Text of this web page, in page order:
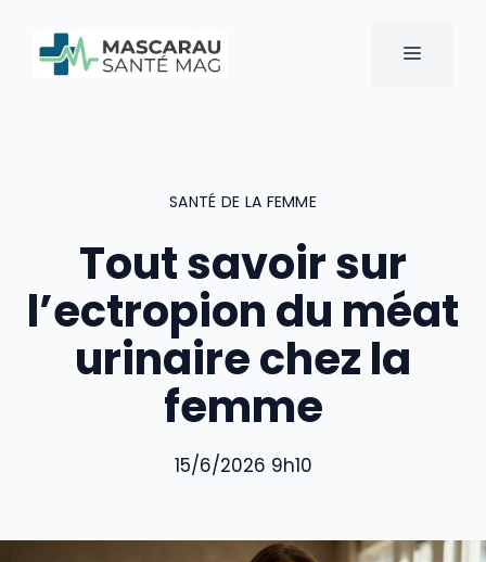
contenu
MENU
SANTÉ DE LA FEMME
Tout savoir sur
l’ectropion du méat
urinaire chez la
femme
15/6/2026 9h10